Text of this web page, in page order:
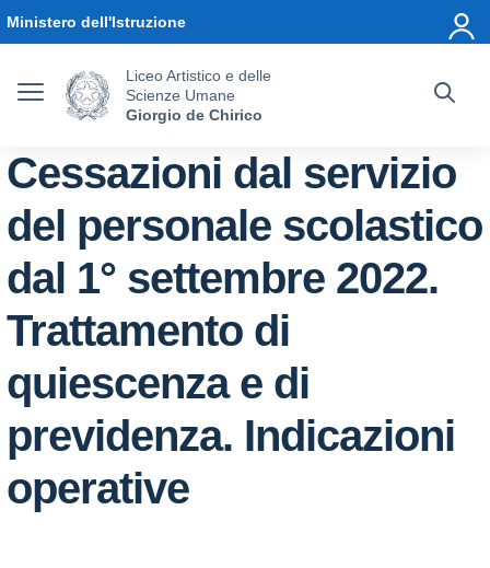
Ministero dell'Istruzione
Liceo Artistico e delle
Scienze Umane
Giorgio de Chirico
Cessazioni dal servizio
del personale scolastico
dal 1° settembre 2022.
Trattamento di
quiescenza e di
previdenza. Indicazioni
operative